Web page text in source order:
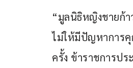
“มูลนิธิหญิงชายก้า
ไม่ให้มีปัญหาการคุ
ครั้ง ข้าราชการป